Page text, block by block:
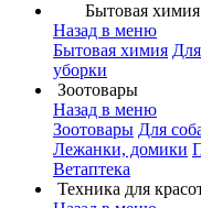
Бытовая химия
Назад в меню
Бытовая химия
уборки
Зоотовары
Назад в меню
Зоотовары Для
Лежанки, домики
Ветаптека
Техника для